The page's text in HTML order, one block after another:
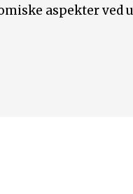
aspekter ved